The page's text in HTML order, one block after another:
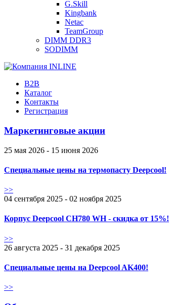
G.Skill
Kingbank
Netac
TeamGroup
DIMM DDR3
SODIMM
B2B
Каталог
Контакты
Регистрация
Маркетинговые акции
25 мая 2026 - 15 июня 2026
Специальные цены на термопасту Deepcool!
>>
04 сентября 2025 - 02 ноября 2025
Корпус Deepcool CH780 WH - скидка от 15%!
>>
26 августа 2025 - 31 декабря 2025
Специальные цены на Deepcool AK400!
>>